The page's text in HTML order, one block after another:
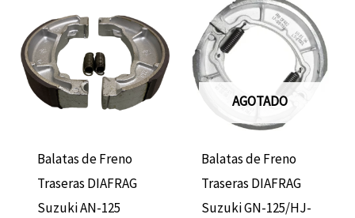
Balatas de Freno
Traseras DIAFRAG
Suzuki AN-125
AGOTADO
Balatas de Freno
Traseras DIAFRAG
Suzuki GN-125/HJ-